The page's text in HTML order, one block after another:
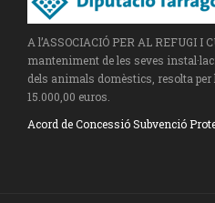
A l’ASSOCIACIÓ PER AL REFUGI
manteniment de les seves
dels animals domèstics, resolta per
15.000,00 euros.
Acord de Concessió Subvenció